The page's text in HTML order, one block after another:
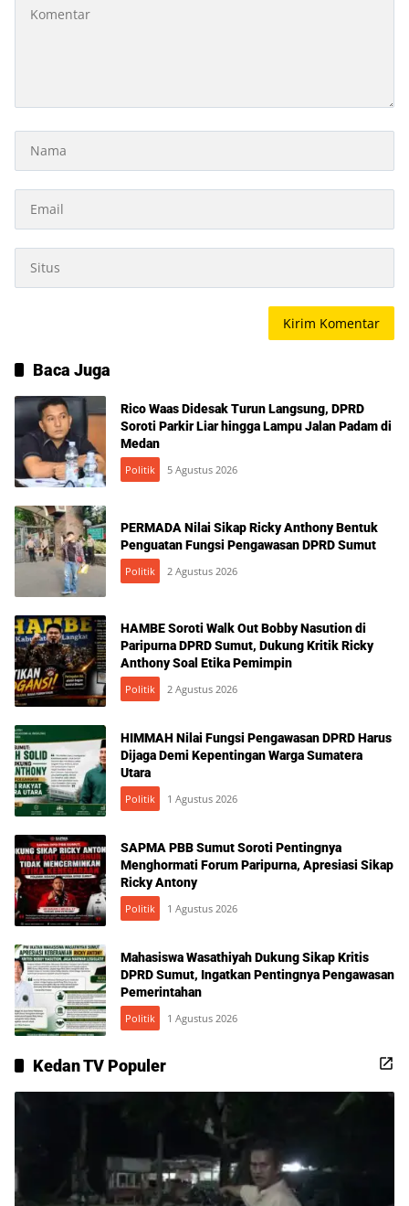
Baca Juga
Rico Waas Didesak Turun Langsung, DPRD
Soroti Parkir Liar hingga Lampu Jalan Padam di
Medan
Politik 5 Agustus 2026
PERMADA Nilai Sikap Ricky Anthony Bentuk
Penguatan Fungsi Pengawasan DPRD Sumut
Politik 2 Agustus 2026
HAMBE Soroti Walk Out Bobby Nasution di
Paripurna DPRD Sumut, Dukung Kritik Ricky
Anthony Soal Etika Pemimpin
Politik 2 Agustus 2026
HIMMAH Nilai Fungsi Pengawasan DPRD Harus
Dijaga Demi Kepentingan Warga Sumatera
Utara
Politik 1 Agustus 2026
SAPMA PBB Sumut Soroti Pentingnya
Menghormati Forum Paripurna, Apresiasi Sikap
Ricky Antony
Politik 1 Agustus 2026
Mahasiswa Wasathiyah Dukung Sikap Kritis
DPRD Sumut, Ingatkan Pentingnya Pengawasan
Pemerintahan
Politik 1 Agustus 2026
Kedan TV Populer